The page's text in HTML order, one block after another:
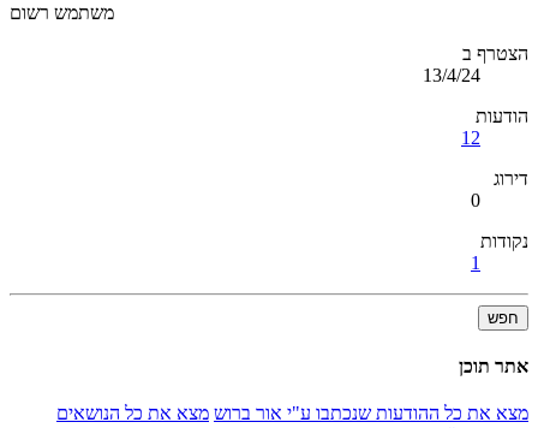
משתמש רשום
הצטרף ב
13/4/24
הודעות
12
דירוג
0
נקודות
1
חפש
אתר תוכן
מצא את כל ההודעות שנכתבו ע"י אור ברוש מצא את כל הנושאים